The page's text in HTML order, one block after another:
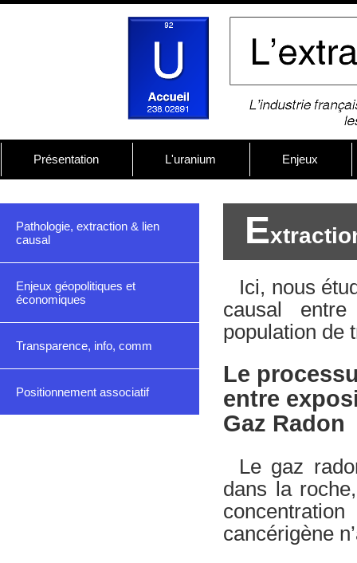
Présentation L'uranium Enjeux
Pathologie, extraction & lien
causal
Enjeux géopolitiques et
économiques
Transparence, info, comm
Positionnement associatif
E
Ici, nous
causal
population de
Le
entre
Gaz Radon
Le gaz
dans la
cancérigène